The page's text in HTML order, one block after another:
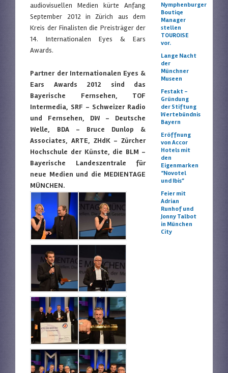
audiovisuellen Medien kürte Anfang
September 2012 in Zürich aus dem
Kreis der Finalisten die Preisträger der
14. Internationalen Eyes & Ears
Awards.
Partner der Internationalen Eyes &
Ears Awards 2012 sind das
Bayerische Fernsehen, TOF
Intermedia, SRF – Schweizer Radio
und Fernsehen, DW – Deutsche
Welle, BDA – Bruce Dunlop &
Associates, ARTE, ZHdK – Zürcher
Hochschule der Künste, die BLM –
Bayerische Landeszentrale für
neue Medien und die MEDIENTAGE
MÜNCHEN.
Nymphenburger
Boutiqe
Manager
stellen
TOUROISE
vor.
Lange Nacht
der
Münchner
Museen
Festakt –
Gründung
der Stiftung
Wertebündnis
Bayern
Eröffnung
von Accor
Hotels mit
den
Eigenmarken
“Novotel
und Ibis”
Feier mit
Adrian
Runhof und
Jonny Talbot
in München
City